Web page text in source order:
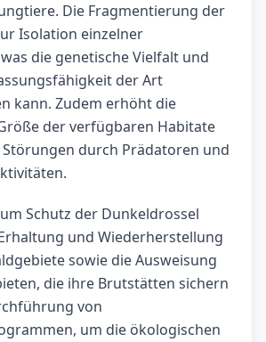
Die Fragmentierung der
Isolation einzelner
die genetische Vielfalt und
der Art
kann. Zudem erhöht die
der verfügbaren Habitate
Störungen durch Prädatoren und
Schutz der Dunkeldrossel
und Wiederherstellung
sowie die Ausweisung
die ihre Brutstätten sichern
von
um die ökologischen